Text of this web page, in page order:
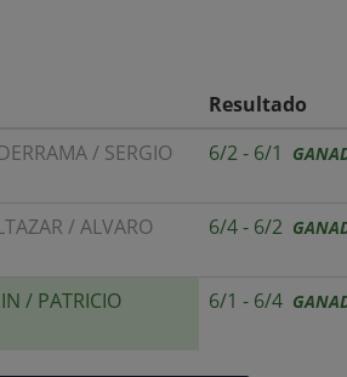
Resultado
/ SERGIO
6/2 - 6/1
/ALVARO
6/4 - 6/2
/ PATRICIO
6/1 - 6/4